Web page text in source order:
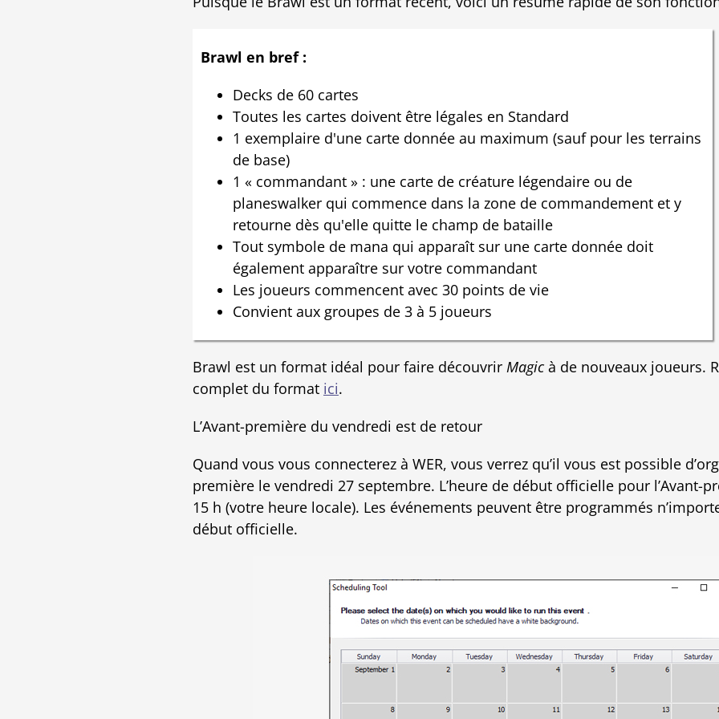
Brawl en bref :
Decks de 60 cartes
Toutes les cartes doivent être légales en Standard
1 exemplaire d'une carte donnée au maximum (sauf pour les terrains
de base)
1 « commandant » : une carte de créature légendaire ou de
planeswalker qui commence dans la zone de commandement et y
retourne dès qu'elle quitte le champ de bataille
Tout symbole de mana qui apparaît sur une carte donnée doit
également apparaître sur votre commandant
Les joueurs commencent avec 30 points de vie
Convient aux groupes de 3 à 5 joueurs
Brawl est un format idéal pour faire découvrir Magicà de nouveaux joueurs.
complet du format ici.
L’Avant-première du vendredi est de retour
Quand vous vous connecterez à WER, vous verrez qu’il vous est possible
première le vendredi 27 septembre. L’heure de début officielle pour l’Avant-
15 h (votre heure locale). Les événements peuvent être programmés
début officielle.